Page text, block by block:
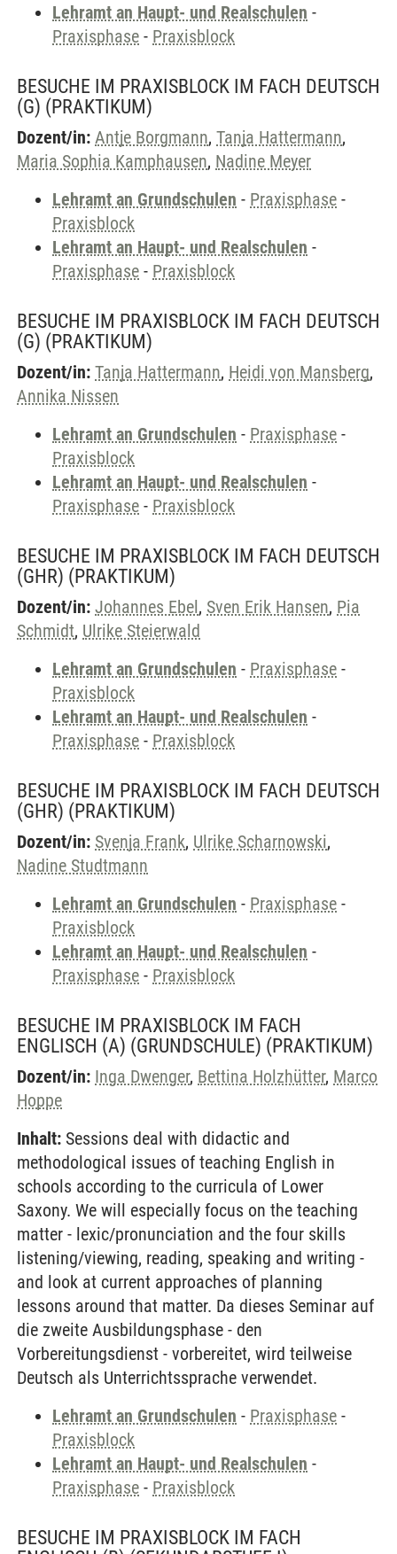
Lehramt an Haupt- und Realschulen -
Praxisphase - Praxisblock
BESUCHE IM PRAXISBLOCK IM FACH DEUTSCH
(G) (PRAKTIKUM)
Dozent/in: Antje Borgmann, Tanja Hattermann,
Maria Sophia Kamphausen, Nadine Meyer
Lehramt an Grundschulen - Praxisphase -
Praxisblock
Lehramt an Haupt- und Realschulen -
Praxisphase - Praxisblock
BESUCHE IM PRAXISBLOCK IM FACH DEUTSCH
(G) (PRAKTIKUM)
Dozent/in: Tanja Hattermann, Heidi von Mansberg,
Annika Nissen
Lehramt an Grundschulen - Praxisphase -
Praxisblock
Lehramt an Haupt- und Realschulen -
Praxisphase - Praxisblock
BESUCHE IM PRAXISBLOCK IM FACH DEUTSCH
(GHR) (PRAKTIKUM)
Dozent/in: Johannes Ebel, Sven Erik Hansen, Pia
Schmidt, Ulrike Steierwald
Lehramt an Grundschulen - Praxisphase -
Praxisblock
Lehramt an Haupt- und Realschulen -
Praxisphase - Praxisblock
BESUCHE IM PRAXISBLOCK IM FACH DEUTSCH
(GHR) (PRAKTIKUM)
Dozent/in: Svenja Frank, Ulrike Scharnowski,
Nadine Studtmann
Lehramt an Grundschulen - Praxisphase -
Praxisblock
Lehramt an Haupt- und Realschulen -
Praxisphase - Praxisblock
BESUCHE IM PRAXISBLOCK IM FACH
ENGLISCH (A) (GRUNDSCHULE) (PRAKTIKUM)
Dozent/in: Inga Dwenger, Bettina Holzhütter, Marco
Hoppe
Inhalt: Sessions deal with didactic and
methodological issues of teaching English in
schools according to the curricula of Lower
Saxony. We will especially focus on the teaching
matter - lexic/pronunciation and the four skills
listening/viewing, reading, speaking and writing -
and look at current approaches of planning
lessons around that matter. Da dieses Seminar auf
die zweite Ausbildungsphase - den
Vorbereitungsdienst - vorbereitet, wird teilweise
Deutsch als Unterrichtssprache verwendet.
Lehramt an Grundschulen - Praxisphase -
Praxisblock
Lehramt an Haupt- und Realschulen -
Praxisphase - Praxisblock
BESUCHE IM PRAXISBLOCK IM FACH